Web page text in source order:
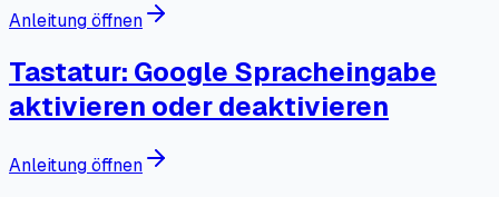
Anleitung öffnen
Tastatur: Google Spracheingabe
aktivieren oder deaktivieren
Anleitung öffnen